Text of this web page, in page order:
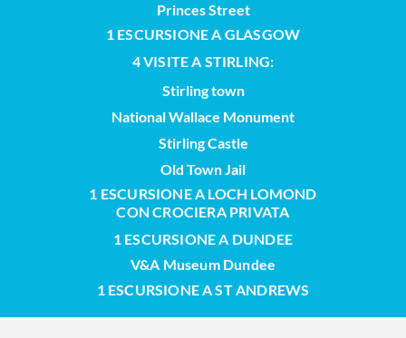
Princes Street
1 ESCURSIONE A GLASGOW
4 VISITE A STIRLING:
Stirling town
National Wallace Monument
Stirling Castle
Old Town Jail
1 ESCURSIONE A LOCH LOMOND
CON CROCIERA PRIVATA
1 ESCURSIONE A DUNDEE
V&A Museum Dundee
1 ESCURSIONE A ST ANDREWS